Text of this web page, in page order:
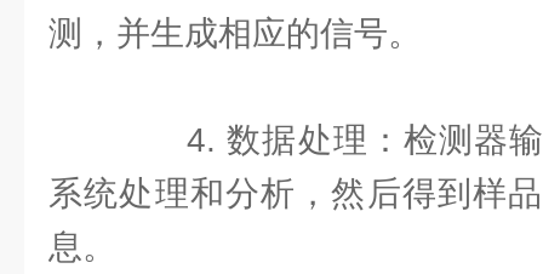
测，并生成相应的信号。
4. 数据处理：检测器输
系统处理和分析，然后得到样
息。